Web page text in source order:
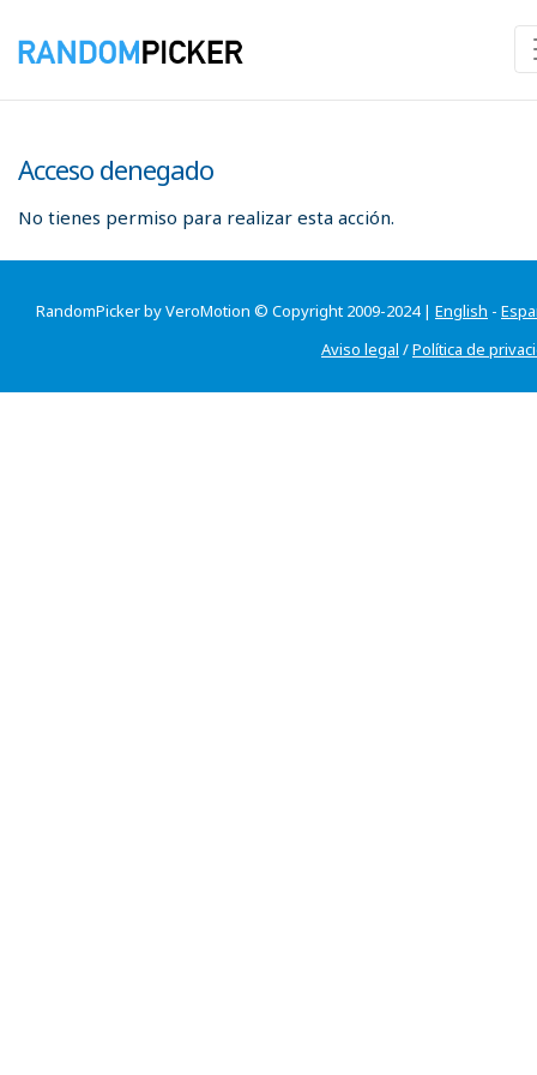
Acceso denegado
No tienes permiso para realizar esta acción.
RandomPicker by VeroMotion © Copyright 2009-2024 | English -
Aviso legal /Política de